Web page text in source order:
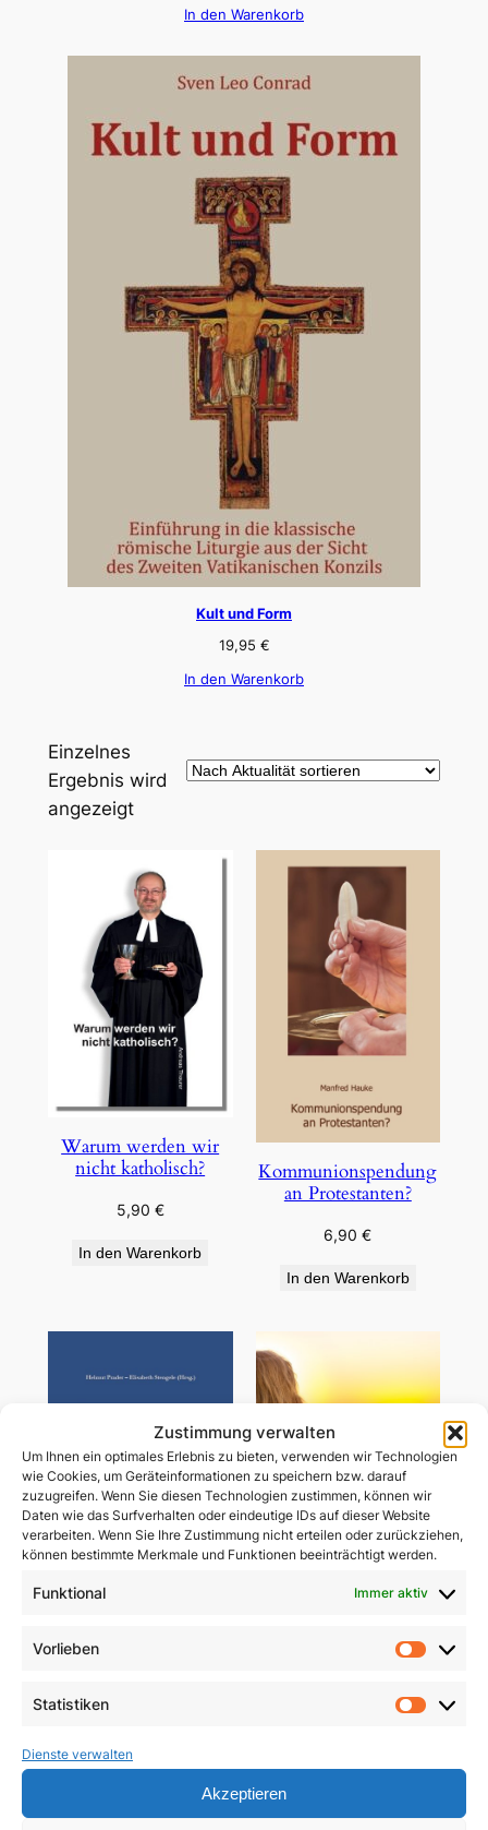
Zustimmung verwalten
Um Ihnen ein optimales Erlebnis zu bieten, verwenden wir Technologien
wie Cookies, um Geräteinformationen zu speichern bzw. darauf
zuzugreifen. Wenn Sie diesen Technologien zustimmen, können wir
Daten wie das Surfverhalten oder eindeutige IDs auf dieser Website
verarbeiten. Wenn Sie Ihre Zustimmung nicht erteilen oder zurückziehen,
können bestimmte Merkmale und Funktionen beeinträchtigt werden.
Funktional Immer aktiv
Vorlieben
Statistiken
Dienste verwalten
Akzeptieren
In den Warenkorb
Kult und Form
19,95 €
In den Warenkorb
Einzelnes
Ergebnis wird
angezeigt
Warum werden wir
nicht katholisch?
5,90 €
In den Warenkorb
Kommunionspendung
an Protestanten?
6,90€
In den Warenkorb